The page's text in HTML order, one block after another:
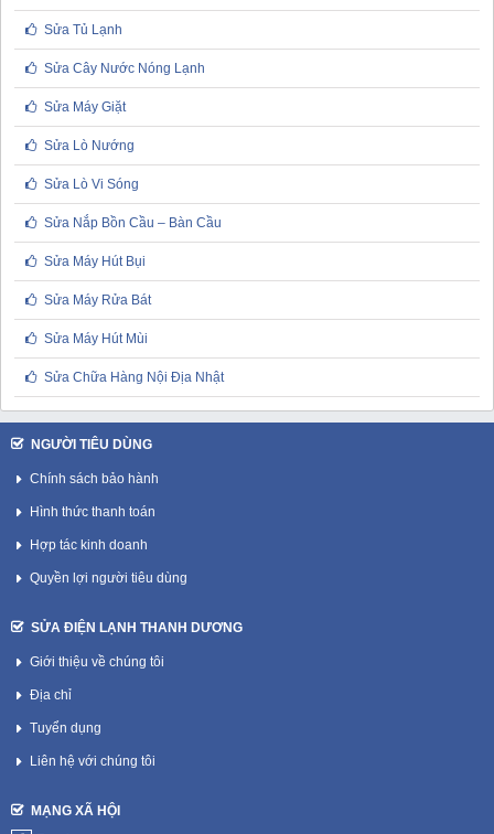
Sửa Tủ Lạnh
Sửa Cây Nước Nóng Lạnh
Sửa Máy Giặt
Sửa Lò Nướng
Sửa Lò Vi Sóng
Sửa Nắp Bồn Cầu – Bàn Cầu
Sửa Máy Hút Bụi
Sửa Máy Rửa Bát
Sửa Máy Hút Mùi
Sửa Chữa Hàng Nội Địa Nhật
NGƯỜI TIÊU DÙNG
Chính sách bảo hành
Hình thức thanh toán
Hợp tác kinh doanh
Quyền lợi người tiêu dùng
SỬA ĐIỆN LẠNH THANH DƯƠNG
Giới thiệu về chúng tôi
Địa chỉ
Tuyển dụng
Liên hệ với chúng tôi
MẠNG XÃ HỘI